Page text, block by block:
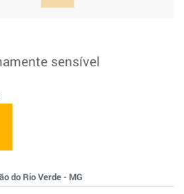
sensível
do Rio Verde - MG